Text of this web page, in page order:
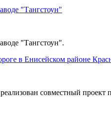
"Тангстоун"
"Тангстоун".
в Енисейском районе
совместный проект